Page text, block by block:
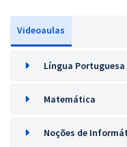
Videoaulas
Língua Portuguesa
Matemática
Noções de